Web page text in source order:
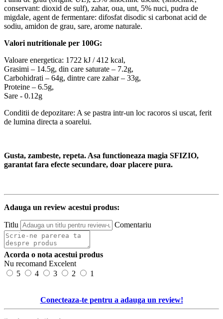
conservant: dioxid de sulf), zahar, oua, unt, 5% nuci, pudra de
migdale, agent de fermentare: difosfat disodic si carbonat acid de
sodiu, amidon de grau, sare, arome naturale.
Valori nutritionale per 100G:
Valoare energetica: 1722 kJ / 412 kcal,
Grasimi – 14.5g, din care saturate – 7.2g,
Carbohidrati – 64g, dintre care zahar – 33g,
Proteine – 6.5g,
Sare - 0.12g
Conditii de depozitare: A se pastra intr-un loc racoros si uscat, ferit
de lumina directa a soarelui.
Gusta, zambeste, repeta. Asa functioneaza magia SFIZIO,
garantat fara efecte secundare, doar placere pura.
Adauga un review acestui produs:
Titlu Comentariu
Acorda o nota acestui produs
Nu recomand Excelent
5
4 3 2 1
Conecteaza-te pentru a adauga un review!